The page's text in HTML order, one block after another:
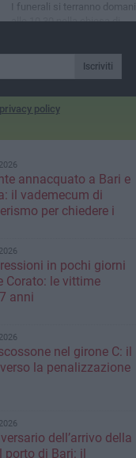
I funerali si terranno domani
alle 10.30 nella chiesa di
Iscriviti
privacy policy
annacquato a Bari e
il vademecum di
per chiedere i
in pochi giorni
Corato: le vittime
anni
nel girone C: il
la penalizzazione
dell’arrivo della
porto di Bari: il